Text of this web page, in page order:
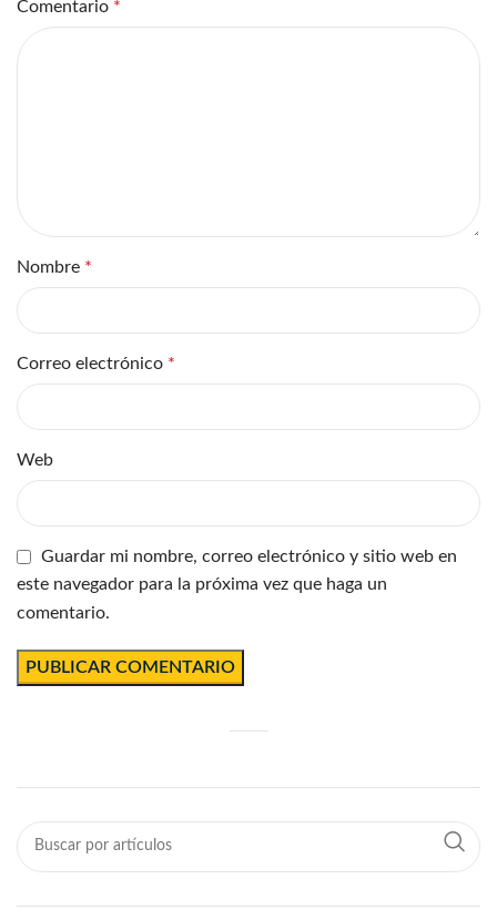
Comentario *
Nombre *
Correo electrónico *
Web
Guardar mi nombre, correo electrónico y sitio web en
este navegador para la próxima vez que haga un
comentario.